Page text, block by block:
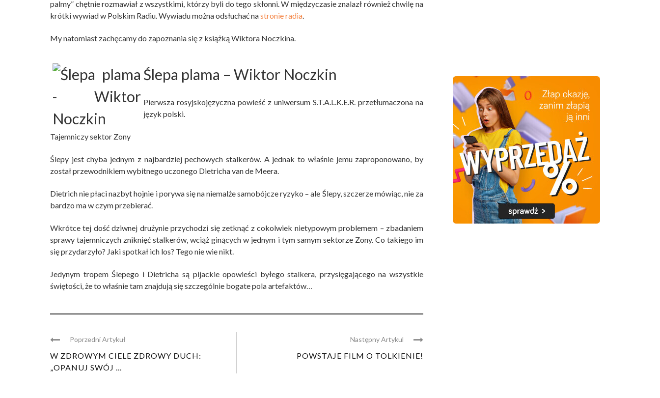
palmy” chętnie rozmawiał z wszystkimi, którzy byli do tego skłonni. W międzyczasie znalazł również chwilę na
krótki wywiad w Polskim Radiu. Wywiadu można odsłuchać nastronie radia.
My natomiast zachęcamy do zapoznania się z książką Wiktora Noczkina.
Ślepa plama – Wiktor Noczkin
Pierwsza rosyjskojęzyczna powieść z uniwersum S.T.A.L.K.E.R. przetłumaczona na
język polski.
Tajemniczy sektor Zony
Ślepy jest chyba jednym z najbardziej pechowych stalkerów. A jednak to właśnie jemu zaproponowano, by
został przewodnikiem wybitnego uczonego Dietricha van de Meera.
Dietrich nie płaci nazbyt hojnie i porywa się na niemalże samobójcze ryzyko – ale Ślepy, szczerze mówiąc, nie za
bardzo ma w czym przebierać.
Wkrótce tej dość dziwnej drużynie przychodzi się zetknąć z cokolwiek nietypowym problemem – zbadaniem
sprawy tajemniczych zniknięć stalkerów, wciąż ginących w jednym i tym samym sektorze Zony. Co takiego im
się przydarzyło? Jaki spotkał ich los? Tego nie wie nikt.
Jedynym tropem Ślepego i Dietricha są pijackie opowieści byłego stalkera, przysięgającego na wszystkie
świętości, że to właśnie tam znajdują się szczególnie bogate pola artefaktów…
Poprzedni Artykuł
W ZDROWYM CIELE ZDROWY DUCH:
„OPANUJ SWÓJ ...
Następny Artykul
POWSTAJE FILM O TOLKIENIE!